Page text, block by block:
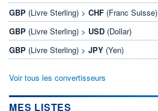
GBP (Livre Sterling) > CHF (Franc Suisse)
GBP (Livre Sterling) > USD (Dollar)
GBP (Livre Sterling) > JPY (Yen)
Voir tous les convertisseurs
MES LISTES